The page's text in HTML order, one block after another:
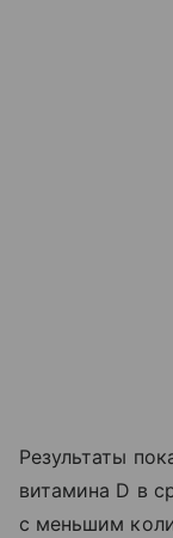
Результаты
витамина D в
с меньшим